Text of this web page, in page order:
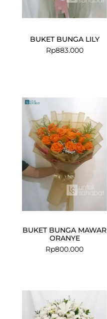
BUKET BUNGA LILY
Rp883.000
BUKET BUNGA MAWAR
ORANYE
Rp800.000